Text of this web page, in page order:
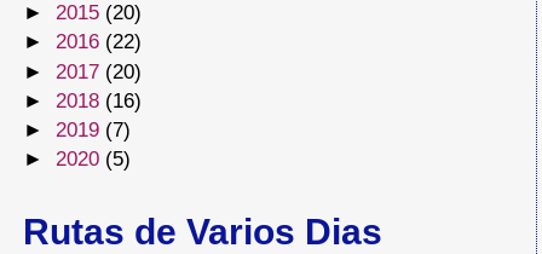
► 2015 (20)
► 2016 (22)
► 2017 (20)
► 2018 (16)
► 2019 (7)
► 2020 (5)
Rutas de Varios Dias